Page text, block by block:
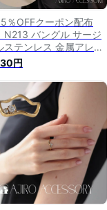
％OFFクーポン配布
N213 バングル サージ
ステンレス 金属アレル
対応 調節可能 ぷっくり
感 高見え 錆びない お
れ 個性 シンプル ウェ
レディース 女性 ギフ
レゼント デイリー 大
人気 高レビュー
円